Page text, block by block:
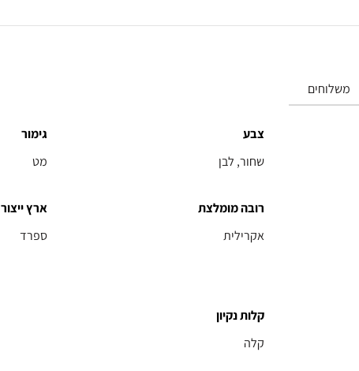
משלוחים
צבע
שחור, לבן
גימור
מט
רובה מומלצת
אקרילית
ארץ ייצור
ספרד
קלות נקיון
קלה